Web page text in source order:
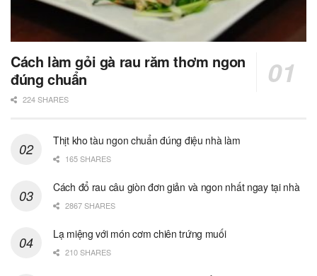
Cách làm gỏi gà rau răm thơm ngon
đúng chuẩn
224 SHARES
Thịt kho tàu ngon chuẩn đúng điệu nhà làm
165 SHARES
Cách đổ rau câu giòn đơn giản và ngon nhất ngay tại nhà
2867 SHARES
Lạ miệng với món cơm chiên trứng muối
210 SHARES